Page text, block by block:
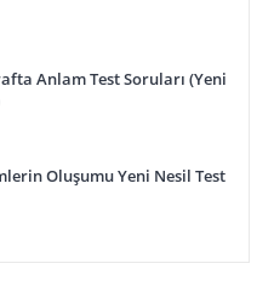
Anlam Test Soruları (Yeni
Oluşumu Yeni Nesil Test